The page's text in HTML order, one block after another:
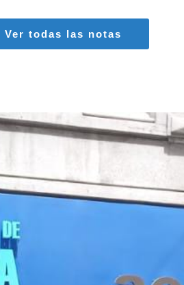
Ver todas las notas